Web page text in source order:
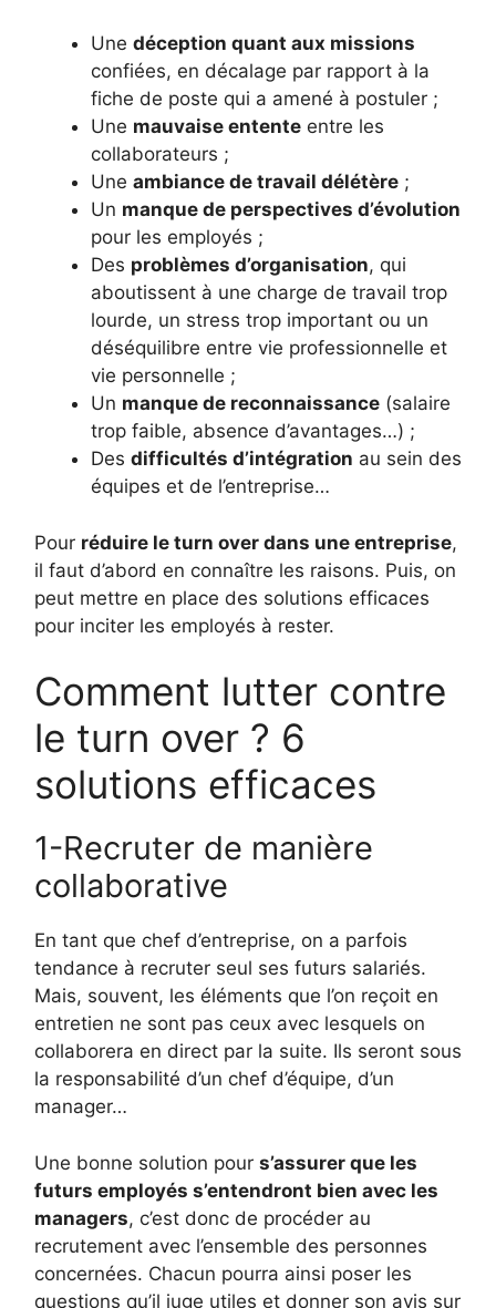
Une déception quant aux missions
confiées, en décalage par rapport à la
fiche de poste qui a amené à postuler ;
Une mauvaise entente entre les
collaborateurs ;
Une ambiance de travail délétère ;
Un manque de perspectives d’évolution
pour les employés ;
Des problèmes d’organisation, qui
aboutissent à une charge de travail trop
lourde, un stress trop important ou un
déséquilibre entre vie professionnelle et
vie personnelle ;
Un manque de reconnaissance (salaire
trop faible, absence d’avantages…) ;
Des difficultés d’intégration au sein des
équipes et de l’entreprise…
Pour réduire le turn over dans une entreprise,
il faut d’abord en connaître les raisons. Puis, on
peut mettre en place des solutions efficaces
pour inciter les employés à rester.
Comment lutter contre
le turn over ? 6
solutions efficaces
1-Recruter de manière
collaborative
En tant que chef d’entreprise, on a parfois
tendance à recruter seul ses futurs salariés.
Mais, souvent, les éléments que l’on reçoit en
entretien ne sont pas ceux avec lesquels on
collaborera en direct par la suite. Ils seront sous
la responsabilité d’un chef d’équipe, d’un
manager…
Une bonne solution pour s’assurer que les
futurs employés s’entendront bien avec les
managers, c’est donc de procéder au
recrutement avec l’ensemble des personnes
concernées. Chacun pourra ainsi poser les
questions qu’il juge utiles et donner son avis sur